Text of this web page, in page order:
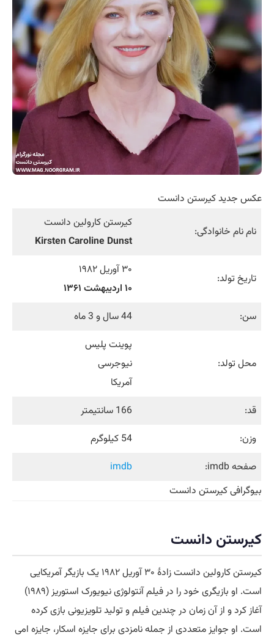
عکس جدید کیرستن دانست
نام نام خانوادگی:
کیرستن کارولین دانست
Kirsten Caroline Dunst
تاریخ تولد:
۳۰ آوریل ۱۹۸۲
۱۰ اردیبهشت ۱۳۶۱
سن:
44 سال و 3 ماه
محل تولد:
پوینت پلیس
نیوجرسی
آمریکا
قد:
166 سانتیمتر
وزن:
54 کیلوگرم
صفحه imdb:
imdb
بیوگرافی کیرستن دانست
کیرستن دانست
کیرستن کارولین دانست زادهٔ ۳۰ آوریل ۱۹۸۲ یک بازیگر آمریکایی
است. او بازیگری خود را در فیلم آنتولوژی نیویورک استوریز (۱۹۸۹)
آغاز کرد و از آن زمان در چندین فیلم و تولید تلویزیونی بازی کرده
است. او جوایز متعددی از جمله نامزدی برای جایزه اسکار، جایزه امی